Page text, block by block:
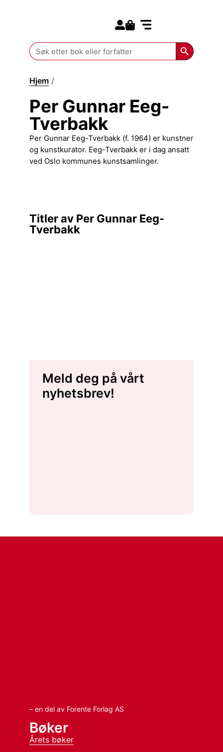
Search
for:
Search
Hjem /
Per Gunnar Eeg-
Tverbakk
Per Gunnar Eeg-Tverbakk (f. 1964) er kunstner
og kunstkurator. Eeg-Tverbakk er i dag ansatt
ved Oslo kommunes kunstsamlinger.
Titler av Per Gunnar Eeg-
Tverbakk
Meld deg på vårt
nyhetsbrev!
– en del av Forente Forlag AS
Bøker
Årets bøker